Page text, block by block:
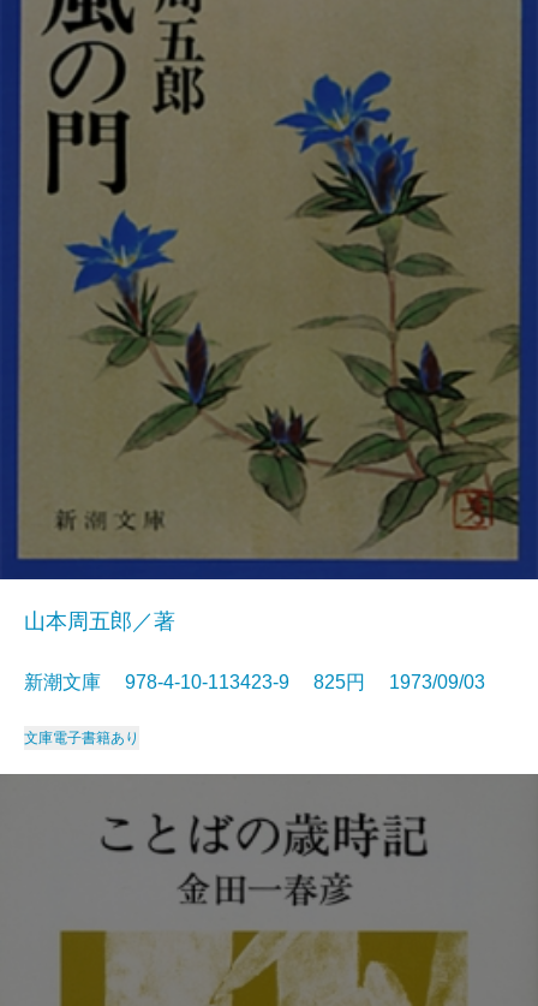
山本周五郎／著
新潮文庫 978-4-10-113423-9 825円 1973/09/03
文庫電子書籍あり